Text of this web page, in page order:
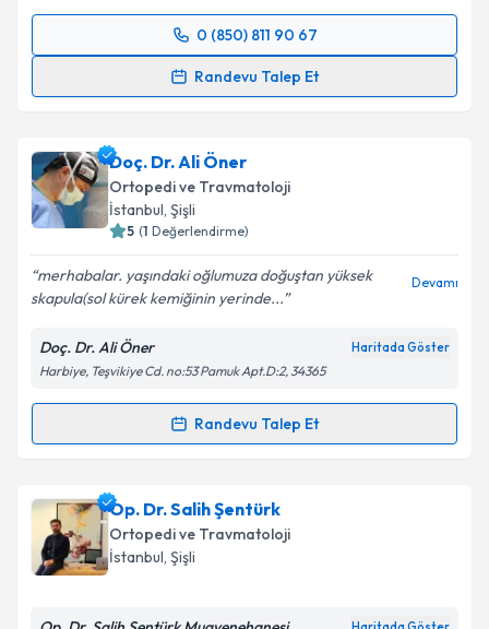
0 (850) 811 90 67
Randevu Talep Et
Randevu Takvimi Talebi
takvim hazırlandığında e-posta ile bilgilendireceğiz.
E-posta Adresiniz
Kişisel verilerimin işlenmesine ilişkin
Metni
kapsamda işlenmesini kabul ediyorum.
Takvim Talebini Gönder
Doç. Dr. Ali Öner
Ortopedi ve Travmatoloji
İstanbul, Şişli
5 (1 Değerlendirme)
merhabalar. yaşındaki oğlumuza doğuştan yüksek
skapula(sol kürek kemiğinin yerinde...
Devamı
Doç. Dr. Ali Öner Haritada Göster
Harbiye, Teşvikiye Cd. no:53 Pamuk Apt.D:2, 34365
Randevu Talep Et
Randevu Takvimi Talebi
Doç. Dr. Ali Öneriçin randevu takvimi talebi
oluşturun. Size bu uzmandan randevu almanız için bir
takvim hazırlandığında e-posta ile bilgilendireceğiz.
Op. Dr. Salih Şentürk
Ortopedi ve Travmatoloji
İstanbul, Şişli